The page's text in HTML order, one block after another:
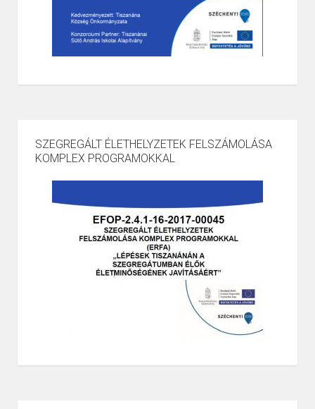
SZEGREGÁLT ÉLETHELYZETEK FELSZÁMOLÁSA
KOMPLEX PROGRAMOKKAL